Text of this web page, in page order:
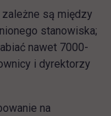
są między
stanowiska;
nawet 7000-
i dyrektorzy
na